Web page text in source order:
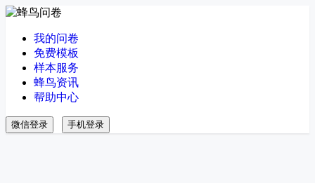
我的问卷
免费模板
样本服务
蜂鸟资讯
帮助中心
微信登录 手机登录